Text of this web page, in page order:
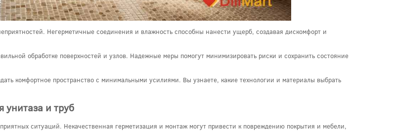
Негерметичные соединения и влажность способны нанести ущерб, создавая дискомфорт и
обработке поверхностей и узлов. Надежные меры помогут минимизировать риски и сохранить состояние
комфортное пространство с минимальными усилиями. Вы узнаете, какие технологии и материалы выбрать
унитаза и труб
ситуаций. Некачественная герметизация и монтаж могут привести к повреждению покрытия и мебели,